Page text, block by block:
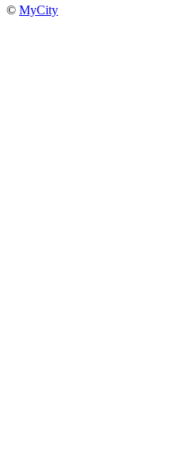
© MyCity